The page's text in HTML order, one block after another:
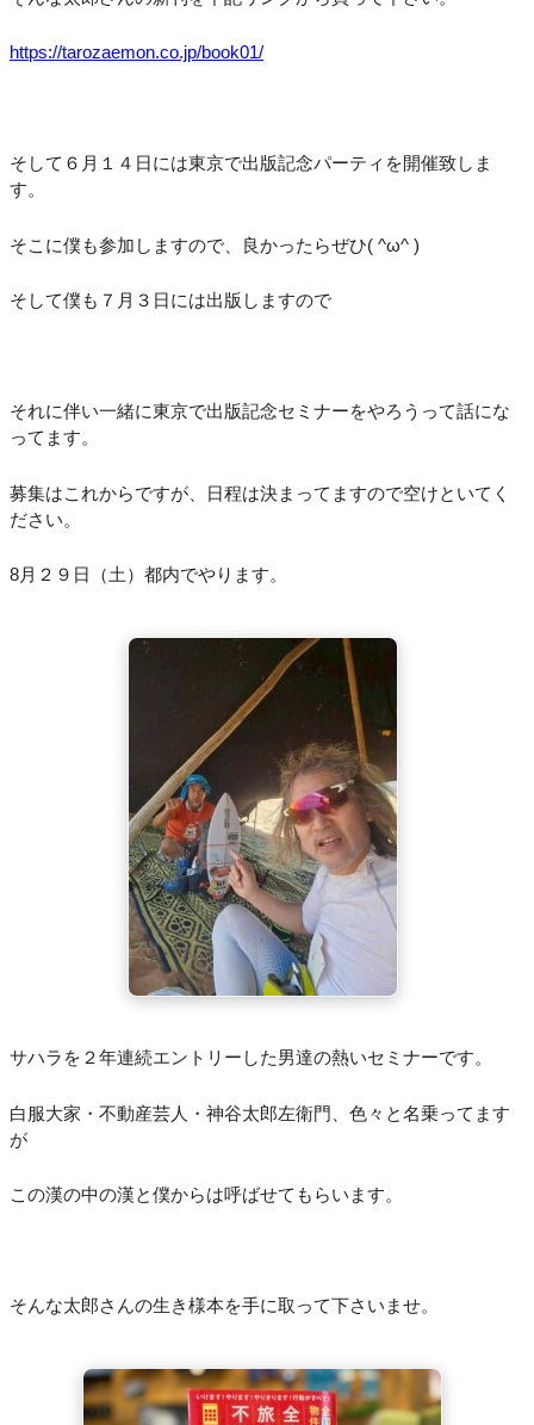
https://tarozaemon.co.jp/book01/
そして６月１４日には東京で出版記念パーティを開催致しま
す。
そこに僕も参加しますので、良かったらぜひ( ^ω^ )
そして僕も７月３日には出版しますので
それに伴い一緒に東京で出版記念セミナーをやろうって話にな
ってます。
募集はこれからですが、日程は決まってますので空けといてく
ださい。
8月２９日（土）都内でやります。
サハラを２年連続エントリーした男達の熱いセミナーです。
白服大家・不動産芸人・神谷太郎左衛門、色々と名乗ってます
が
この漢の中の漢と僕からは呼ばせてもらいます。
そんな太郎さんの生き様本を手に取って下さいませ。